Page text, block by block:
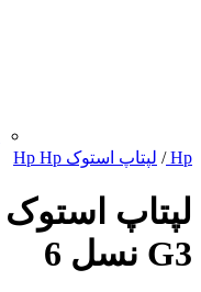
Hp
/ لپتاپ استوک Hp Hp
G3 نسل 6